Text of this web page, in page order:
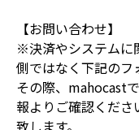
【お問い合わせ】
※決済やシステムに
側ではなく下記のフ
その際、mahocast
報よりご確認くださ
致します。